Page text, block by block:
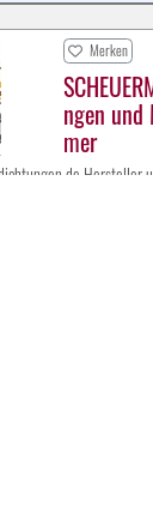
Merken
ngen
mer
Hersteller